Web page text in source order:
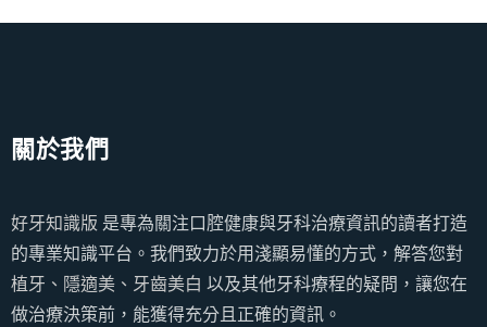
關於我們
好牙知識版 是專為關注口腔健康與牙科治療資訊的讀者打造
的專業知識平台。我們致力於用淺顯易懂的方式，解答您對
植牙、隱適美、牙齒美白 以及其他牙科療程的疑問，讓您在
做治療決策前，能獲得充分且正確的資訊。